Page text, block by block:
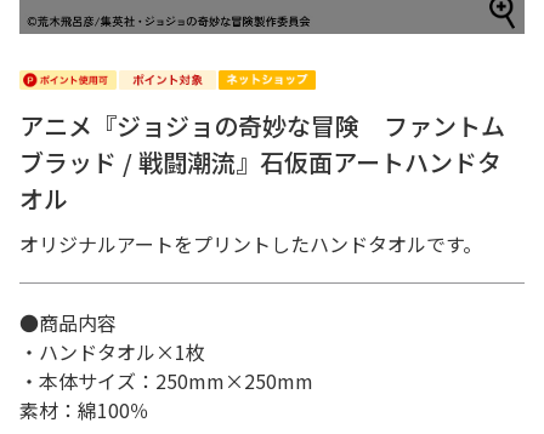
アニメ『ジョジョの奇妙な冒険 ファントム
ブラッド / 戦闘潮流』石仮面アートハンドタ
オル
オリジナルアートをプリントしたハンドタオルです。
●商品内容
・ハンドタオル×1枚
・本体サイズ：250mm×250mm
素材：綿100％